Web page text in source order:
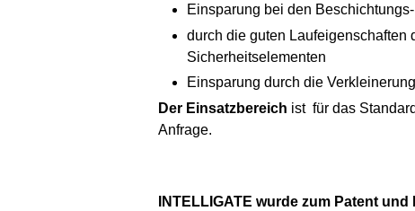
Einsparung bei den
durch die guten Laufeigenschaften
Sicherheitselementen
Einsparung durch die
Der Einsatzbereich ist für das
Anfrage.
INTELLIGATE wurde zum Patent